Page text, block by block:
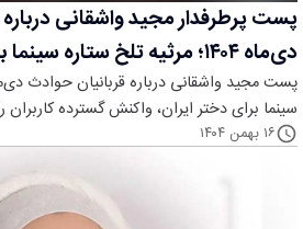
پست پرطرفدار مجید واشقانی
دی‌ماه ۱۴۰۴؛ مرثیه تلخ ستاره سینما برای دختر زیبای ایران
سینما برای دختر ایران، واکنش گسترده کاربران
۱۶ بهمن ۱۴۰۴